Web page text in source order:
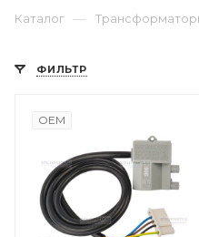
Каталог —
ФИЛЬТР
OEM